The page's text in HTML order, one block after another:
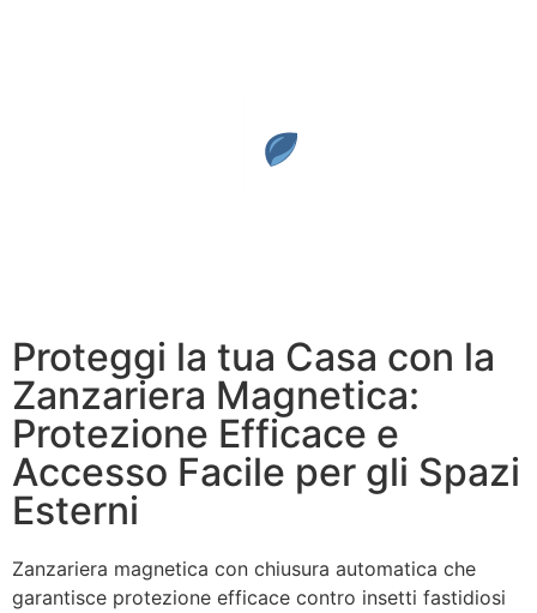
Proteggi la tua Casa con la
Zanzariera Magnetica:
Protezione Efficace e
Accesso Facile per gli Spazi
Esterni
Zanzariera magnetica con chiusura automatica che
garantisce protezione efficace contro insetti fastidiosi